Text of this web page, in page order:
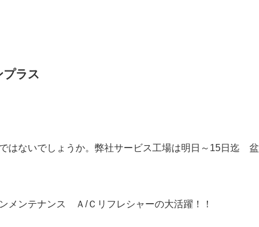
ラス
はないでしょうか。弊社サービス工場は明日～15日迄 盆
メンテナンス Ａ/Ｃリフレシャーの大活躍！！